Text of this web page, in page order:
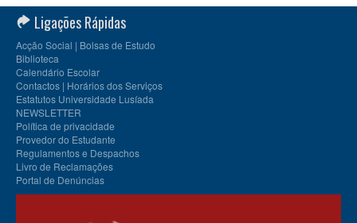
Ligações Rápidas
Acção Social | Bolsas de Estudo
Biblioteca
Calendário Escolar
Contactos | Horários dos Serviços
Estatutos Universidade Lusíada
NEWSLETTER
Política de privacidade
Provedor do Estudante
Regulamentos e Despachos
Livro de Reclamações
Portal de Denúncias